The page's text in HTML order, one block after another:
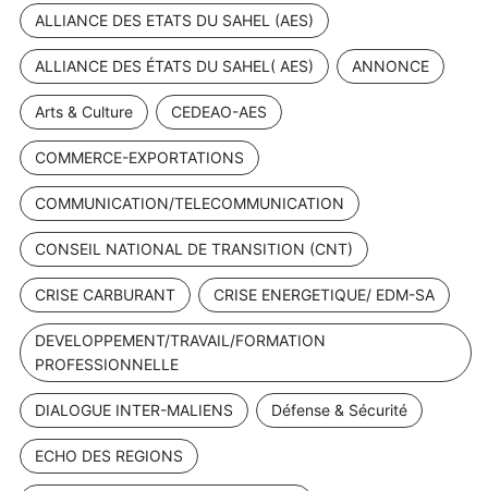
ALLIANCE DES ETATS DU SAHEL (AES)
ALLIANCE DES ÉTATS DU SAHEL( AES) ANNONCE
Arts & Culture CEDEAO-AES
COMMERCE-EXPORTATIONS
COMMUNICATION/TELECOMMUNICATION
CONSEIL NATIONAL DE TRANSITION (CNT)
CRISE CARBURANT CRISE ENERGETIQUE/ EDM-SA
DEVELOPPEMENT/TRAVAIL/FORMATION
PROFESSIONNELLE
DIALOGUE INTER-MALIENS Défense & Sécurité
ECHO DES REGIONS